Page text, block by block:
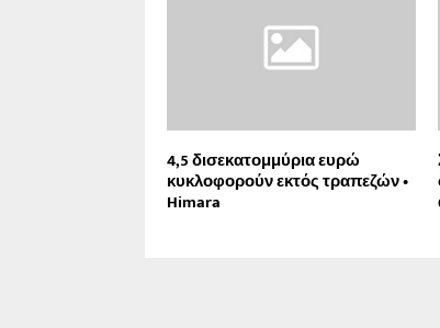
4,5 δισεκατομμύρια ευρώ
κυκλοφορούν εκτός τραπεζών •
Himara